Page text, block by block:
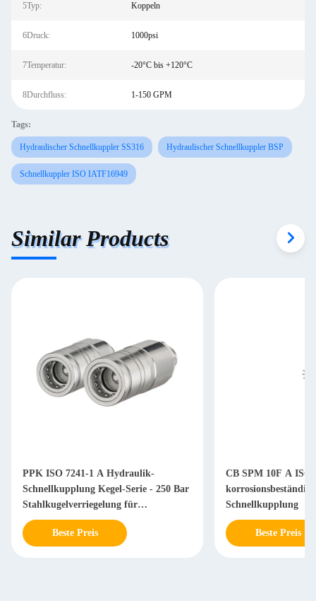
5Typ: Koppeln
6Druck: 1000psi
7Temperatur: -20°C bis +120°C
8Durchfluss: 1-150 GPM
Tags:
Hydraulischer Schnellkuppler SS316 Hydraulischer Schnellkuppler BSP
Schnellkuppler ISO IATF16949
Similar Products
PPK ISO 7241-1 A Hydraulik-
Schnellkupplung Kegel-Serie - 250 Bar
Stahlkugelverriegelung für
Schwermaschinen
Beste Preis
CB SPM 10F A ISO
Schnellkupplung
Beste Preis